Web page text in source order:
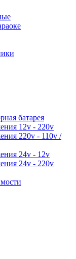
батарея
12v - 220v
220v - 110v /
24v - 12v
24v - 220v